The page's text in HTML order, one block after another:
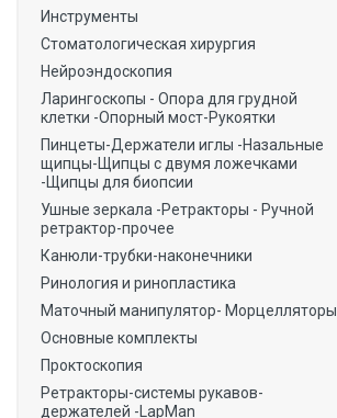
Инструменты
Стоматологическая хирургия
Нейроэндоскопия
Ларингоскопы - Опора для грудной
клетки -Опорный мост-Рукоятки
Пинцеты-Держатели иглы -Назальные
щипцы-Щипцы с двумя ложечками
-Щипцы для биопсии
Ушные зеркала -Ретракторы - Ручной
ретрактор-прочее
Канюли-трубки-наконечники
Ринология и ринопластика
Маточный манипулятор- Морцелляторы
Основные комплекты
Проктоскопия
Ретракторы-системы рукавов-
держателей -LapMan